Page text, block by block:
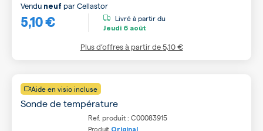
5,10 €
Vendu neuf parCellastor
Livré à partir du
Jeudi 6 août
Plus d’offres à partir de5,10 €
Aide en visio incluse
Sonde de température
Ref. produit : C00083915
Produit Original